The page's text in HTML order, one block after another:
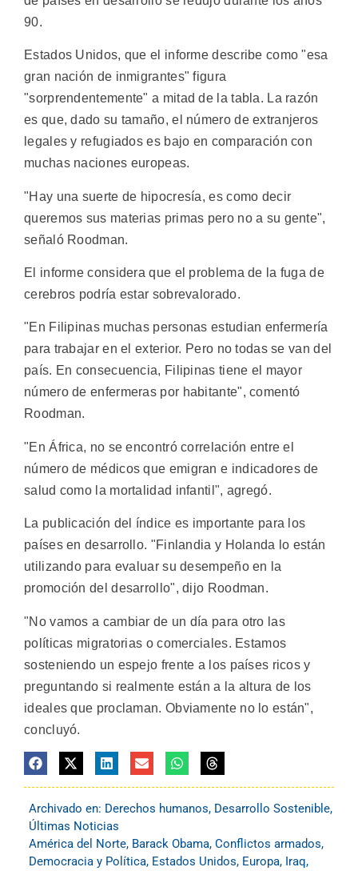
90.
Estados Unidos, que el informe describe como "esa
gran nación de inmigrantes" figura
"sorprendentemente" a mitad de la tabla. La razón
es que, dado su tamaño, el número de extranjeros
legales y refugiados es bajo en comparación con
muchas naciones europeas.
"Hay una suerte de hipocresía, es como decir
queremos sus materias primas pero no a su gente",
señaló Roodman.
El informe considera que el problema de la fuga de
cerebros podría estar sobrevalorado.
"En Filipinas muchas personas estudian enfermería
para trabajar en el exterior. Pero no todas se van del
país. En consecuencia, Filipinas tiene el mayor
número de enfermeras por habitante", comentó
Roodman.
"En África, no se encontró correlación entre el
número de médicos que emigran e indicadores de
salud como la mortalidad infantil", agregó.
La publicación del índice es importante para los
países en desarrollo. "Finlandia y Holanda lo están
utilizando para evaluar su desempeño en la
promoción del desarrollo", dijo Roodman.
"No vamos a cambiar de un día para otro las
políticas migratorias o comerciales. Estamos
sosteniendo un espejo frente a los países ricos y
preguntando si realmente están a la altura de los
ideales que proclaman. Obviamente no lo están",
concluyó.
Archivado en: Derechos humanos, Desarrollo Sostenible,
Últimas Noticias
América del Norte, Barack Obama, Conflictos armados,
Democracia y Política, Estados Unidos, Europa, Iraq,